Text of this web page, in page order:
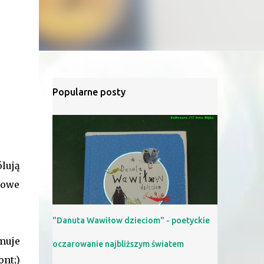
Popularne posty
"Danuta Wawiłow dzieciom" - poetyckie
oczarowanie najbliższym światem